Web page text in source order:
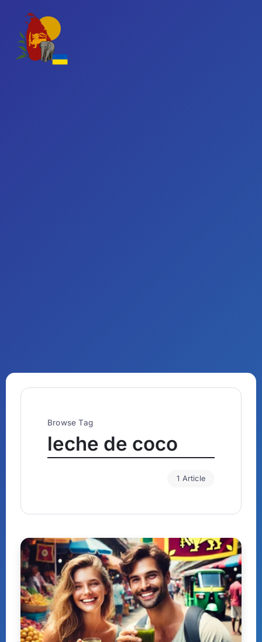
Browse Tag
leche de coco
1 Article